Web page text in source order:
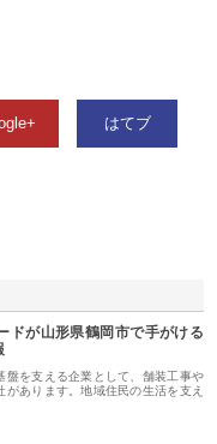
はてブ
ドが山形県鶴岡市で手がける
盤を支える企業として、舗装工事や
があります。地域住民の生活を支え